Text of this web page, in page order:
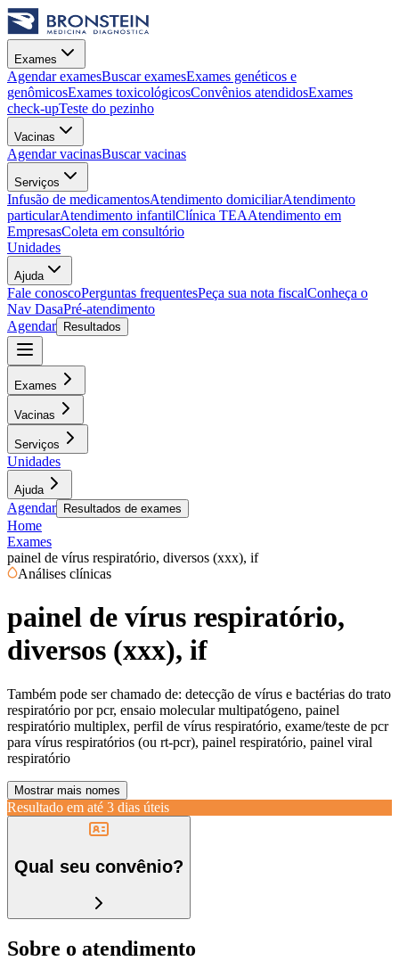
Exames
Agendar examesBuscar examesExames genéticos e
genômicosExames toxicológicosConvênios atendidosExames
check-upTeste do pezinho
Vacinas
Agendar vacinasBuscar vacinas
Serviços
Infusão de medicamentosAtendimento domiciliarAtendimento
particularAtendimento infantilClínica TEAAtendimento em
EmpresasColeta em consultório
Unidades
Ajuda
Fale conoscoPerguntas frequentesPeça sua nota fiscalConheça o
Nav DasaPré-atendimento
Agendar
Resultados
Exames
Vacinas
Serviços
Unidades
Ajuda
Agendar Resultados de exames
Home
Exames
painel de vírus respiratório, diversos (xxx), if
Análises clínicas
painel de vírus respiratório,
diversos (xxx), if
Também pode ser chamado de: detecção de vírus e bactérias do trato
respiratório por pcr, ensaio molecular multipatógeno, painel
respiratório multiplex, perfil de vírus respiratório, exame/teste de pcr
para vírus respiratórios (ou rt-pcr), painel respiratório, painel viral
respiratório
Mostrar mais nomes
Resultado em até 3 dias úteis
Qual seu convênio?
Sobre o atendimento